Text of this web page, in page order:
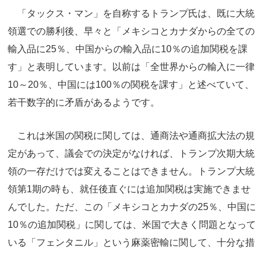
「タックス・マン」を自称するトランプ氏は、既に大統
領選での勝利後、早々と「メキシコとカナダからの全ての
輸入品に25％、中国からの輸入品に10％の追加関税を課
す」と表明しています。以前は「全世界からの輸入に一律
10～20％、中国には100％の関税を課す」と述べていて、
若干数字的に矛盾があるようです。
これは米国の関税に関しては、通商法や通商拡大法の規
定があって、議会での決定がなければ、トランプ次期大統
領の一存だけでは変えることはできません。トランプ大統
領第1期の時も、就任後直ぐには追加関税は実施できませ
んでした。ただ、この「メキシコとカナダの25％、中国に
10％の追加関税」に関しては、米国で大きく問題となって
いる「フェンタニル」という麻薬密輸に関して、十分な措